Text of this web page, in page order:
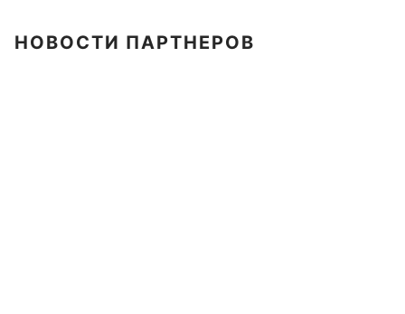
НОВОСТИ ПАРТНЕРОВ